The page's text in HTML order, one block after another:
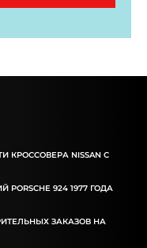
КРОССОВЕРА NISSAN С
924 1977 ГОДА
ЗАКАЗОВ НА